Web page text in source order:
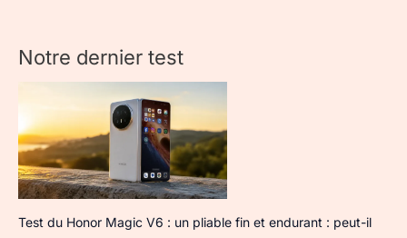
Notre dernier test
Test du Honor Magic V6 : un pliable fin et endurant : peut-il